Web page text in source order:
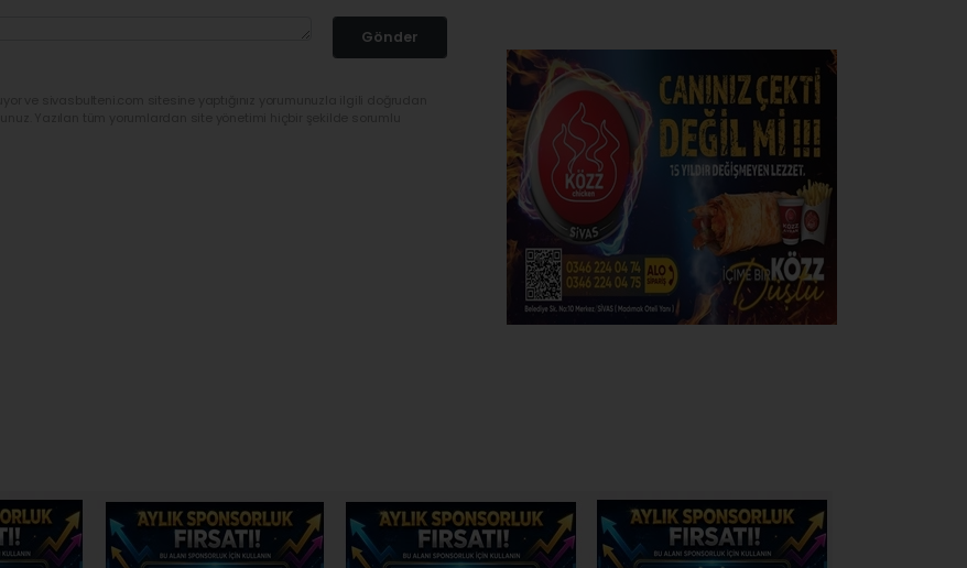
Gönder